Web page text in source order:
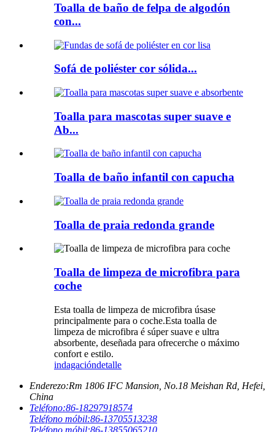
Toalla de baño de felpa de algodón
con...
Sofá de poliéster cor sólida...
Toalla para mascotas super suave e
Ab...
Toalla de baño infantil con capucha
Toalla de praia redonda grande
Toalla de limpeza de microfibra para
coche
Esta toalla de limpeza de microfibra úsase
principalmente para o coche.Esta toalla de
limpeza de microfibra é súper suave e ultra
absorbente, deseñada para ofrecerche o máximo
confort e estilo.
indagacióndetalle
Enderezo:Rm 1806 IFC Mansion, No.18 Meishan Rd, Hefei,
China
Teléfono:86-18297918574
Teléfono móbil:86-13705513238
Teléfono móbil:86-13855065210